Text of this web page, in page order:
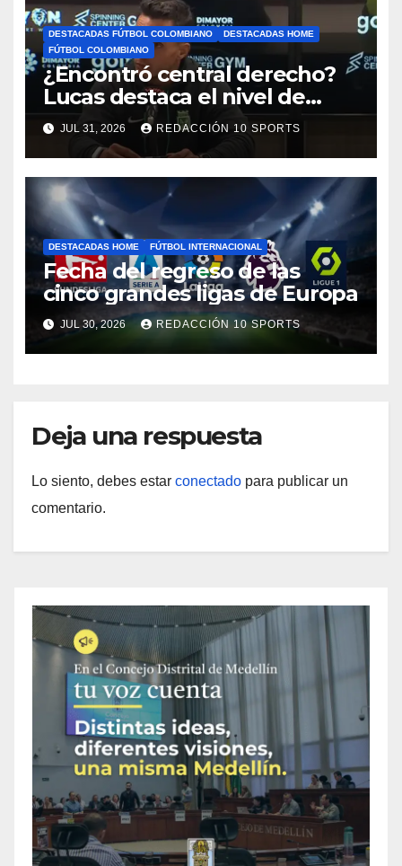
DESTACADAS FÚTBOL COLOMBIANO
DESTACADAS HOME
FÚTBOL COLOMBIANO
¿Encontró central derecho?
Lucas destaca el nivel de
Néider Parra
JUL 31, 2026 REDACCIÓN 10 SPORTS
DESTACADAS HOME FÚTBOL INTERNACIONAL
Fecha del regreso de las
cinco grandes ligas de Europa
JUL 30, 2026 REDACCIÓN 10 SPORTS
Deja una respuesta
Lo siento, debes estar conectado para publicar un
comentario.